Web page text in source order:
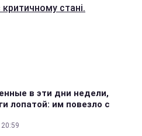
критичному стані.
в эти дни недели,
лопатой: им повезло с
20:59